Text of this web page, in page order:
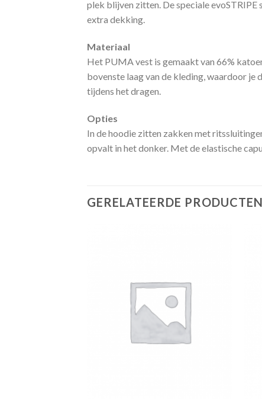
plek blijven zitten. De speciale
extra dekking.
Materiaal
Het PUMA vest is gemaakt van 66%
bovenste laag van de kleding, waardoor
tijdens het dragen.
Opties
In de hoodie zitten zakken met
opvalt in het donker. Met de elastische
GERELATEERDE PRODUCTEN